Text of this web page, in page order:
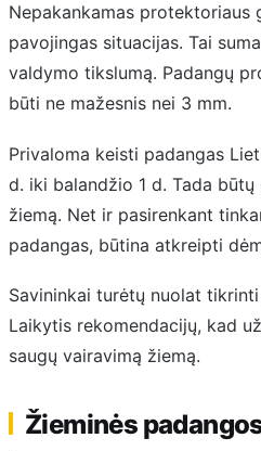
Nepakankamas protektoriaus
pavojingas situacijas. Tai
valdymo tikslumą. Padangų
būti ne mažesnis nei 3 mm.
Privaloma keisti padangas
d. iki balandžio 1 d. Tada
žiemą. Net ir pasirenkant
padangas, būtina atkreipti
Savininkai turėtų nuolat
Laikytis rekomendacijų, kad
saugų vairavimą žiemą.
Žieminės